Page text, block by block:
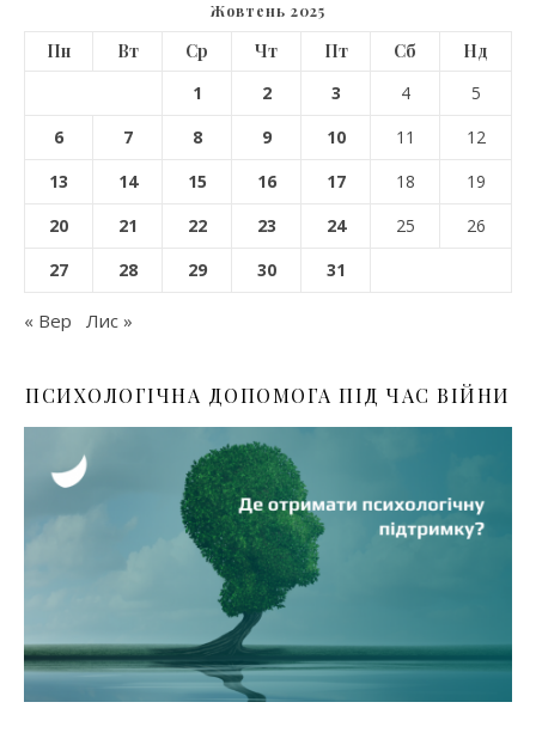
Жовтень 2025
Пн Вт Ср Чт Пт Сб
Нд
1
2 3 4
5
6
7 8 9 10 11
12
13
14 15 16 17 18
19
20
21 22 23 24 25
26
27
28 29 30 31
« Вер Лис »
ПСИХОЛОГІЧНА ДОПОМОГА ПІД ЧАС ВІЙНИ